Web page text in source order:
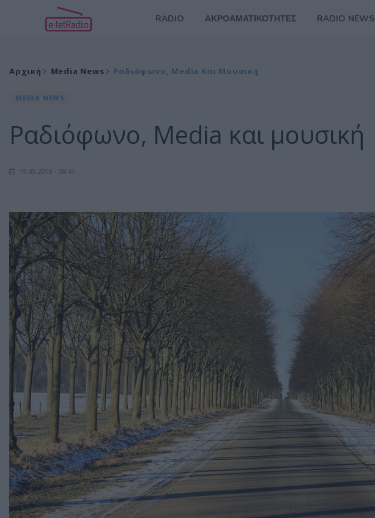
RADIO ΑΚΡΟΑΜΑΤΙΚΟΤΗΤΕΣ RADIO NEWS
Αρχική Media News Ραδιόφωνο, Media Και Μουσική
MEDIA NEWS
Ραδιόφωνο, Media και μουσική
19.05.2018 - 08:41